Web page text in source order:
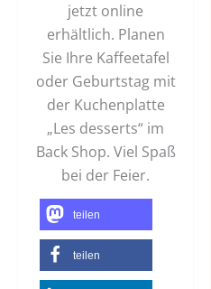
jetzt online
erhältlich. Planen
Sie Ihre Kaffeetafel
oder Geburtstag mit
der Kuchenplatte
„Les desserts“ im
Back Shop. Viel Spaß
bei der Feier.
teilen
teilen